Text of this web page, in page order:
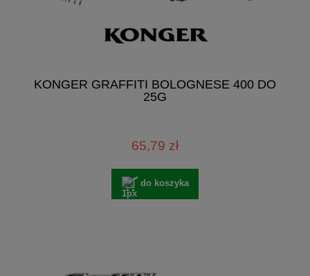
KONGER GRAFFITI BOLOGNESE 400 DO
25G
65,79 zł
do koszyka